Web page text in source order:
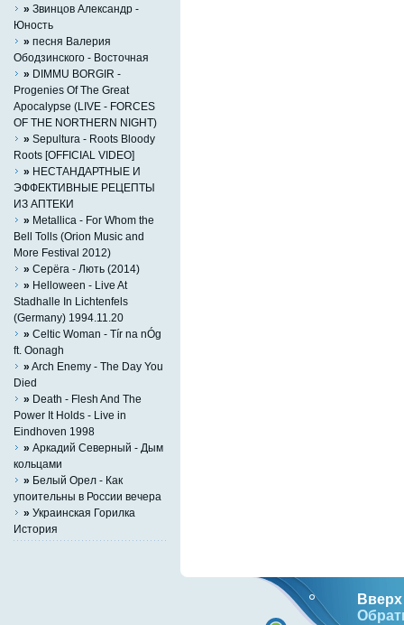
» Звинцов Александр -
Юность
» песня Валерия
Ободзинского - Восточная
» DIMMU BORGIR -
Progenies Of The Great
Apocalypse (LIVE - FORCES
OF THE NORTHERN NIGHT)
» Sepultura - Roots Bloody
Roots [OFFICIAL VIDEO]
» НЕСТАНДАРТНЫЕ И
ЭФФЕКТИВНЫЕ РЕЦЕПТЫ
ИЗ АПТЕКИ
» Metallica - For Whom the
Bell Tolls (Orion Music and
More Festival 2012)
» Серёга - Лють (2014)
» Helloween - Live At
Stadhalle In Lichtenfels
(Germany) 1994.11.20
» Celtic Woman - Tír na nÓg
ft. Oonagh
» Arch Enemy - The Day You
Died
» Death - Flesh And The
Power It Holds - Live in
Eindhoven 1998
» Аркадий Северный - Дым
кольцами
» Белый Орел - Как
упоительны в России вечера
» Украинская Горилка
История
Вверх